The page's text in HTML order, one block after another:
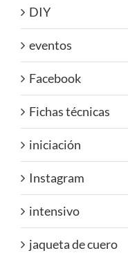
DIY
eventos
Facebook
Fichas técnicas
iniciación
Instagram
intensivo
jaqueta de cuero